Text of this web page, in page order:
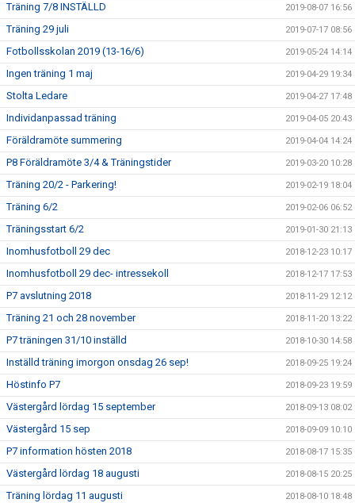
Träning 7/8 INSTÄLLD 2019-08-07 16:56
Träning 29 juli 2019-07-17 08:56
Fotbollsskolan 2019 (13-16/6) 2019-05-24 14:14
Ingen träning 1 maj 2019-04-29 19:34
Stolta Ledare 2019-04-27 17:48
Individanpassad träning 2019-04-05 20:43
Föräldramöte summering 2019-04-04 14:24
P8 Föräldramöte 3/4 & Träningstider 2019-03-20 10:28
Träning 20/2 - Parkering! 2019-02-19 18:04
Träning 6/2 2019-02-06 06:52
Träningsstart 6/2 2019-01-30 21:13
Inomhusfotboll 29 dec 2018-12-23 10:17
Inomhusfotboll 29 dec- intressekoll 2018-12-17 17:53
P7 avslutning 2018 2018-11-29 12:12
Träning 21 och 28 november 2018-11-20 13:22
P7 träningen 31/10 inställd 2018-10-30 14:58
Inställd träning imorgon onsdag 26 sep! 2018-09-25 19:24
Höstinfo P7 2018-09-23 19:59
Västergård lördag 15 september 2018-09-13 08:02
Västergård 15 sep 2018-09-09 10:10
P7 information hösten 2018 2018-08-17 15:35
Västergård lördag 18 augusti 2018-08-15 20:25
Träning lördag 11 augusti 2018-08-10 18:48